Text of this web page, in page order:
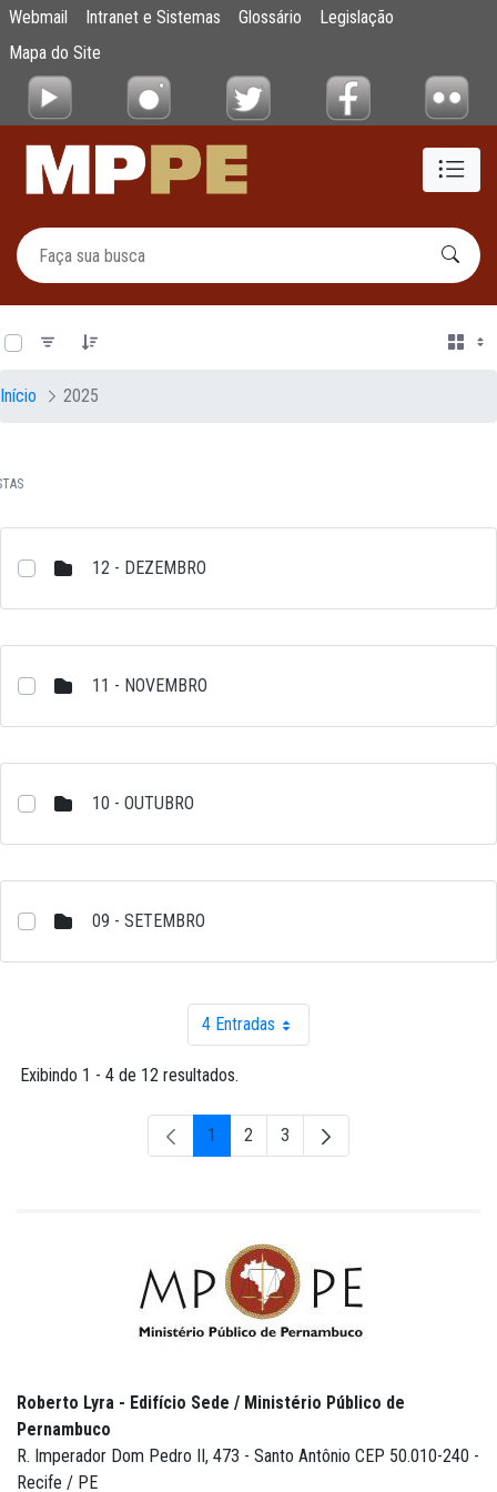
Pular para o Conteúdo principal
Documentos
Webmail Intranet e Sistemas Glossário
Legislação
Mapa do Site
Início 2025
12 - DEZEMBRO
11 - NOVEMBRO
10 - OUTUBRO
09 - SETEMBRO
4 EntradasPor página
Exibindo 1 - 4 de 12 resultados.
Página
1 Página
2 Página
3
Roberto Lyra - Edifício Sede / Ministério Público de
Pernambuco
R. Imperador Dom Pedro II, 473 - Santo Antônio CEP 50.010-240 -
Recife / PE